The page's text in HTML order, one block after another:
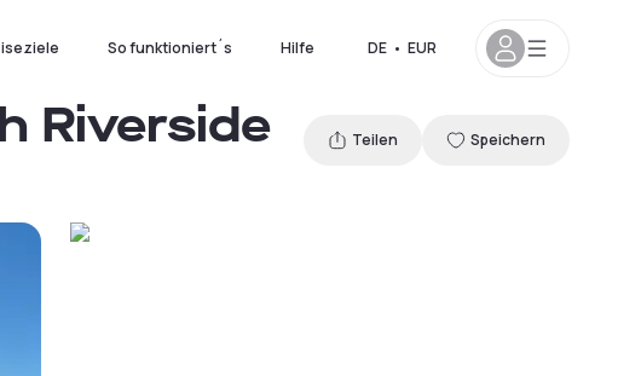
So funktioniert´s Hilfe DE • EUR
Riverside Teilen Speichern